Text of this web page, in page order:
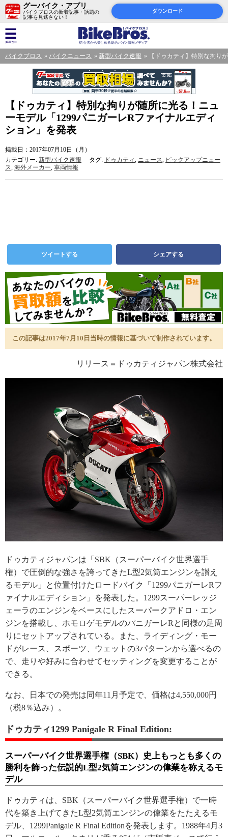
グーバイク・アプリ
バイクブロスの新着記事・話題の
記事を見逃さない！
ダウンロード
バイクブロス バイクニュース 新型バイク速報 【ドゥカティ】特別な拘り
【ドゥカティ】特別な拘りが随所に光る！ニュ
ーモデル「1299パニガーレRファイナルエディ
ション」を発表
掲載日：2017年07月10日（月）
カテゴリー: 新型バイク速報 タグ: ドゥカティ, ニュース, ピックアップニュー
ス, 海外メーカー, 車両情報
ツイートする シェアする
この記事は2017年7月10日当時の情報に基づいて制作されています。
リリース＝ドゥカティジャパン株式会社
ドゥカティジャパンは「SBK（スーパーバイク世界選手
権）で圧倒的な強さを誇ってきたL型2気筒エンジンを讃え
るモデル」と位置付けたロードバイク「1299パニガーレRフ
ァイナルエディション」を発表した。1299スーパーレッジ
ェーラのエンジンをベースにしたスーパークアドロ・エン
ジンを搭載し、ホモロゲモデルのパニガーレRと同様の足周
りにセットアップされている。また、ライディング・モー
ドがレース、スポーツ、ウェットの3パターンから選べるの
で、走りや好みに合わせてセッティングを変更することが
できる。
なお、日本での発売は同年11月予定で、価格は4,550,000円
（税8％込み）。
ドゥカティ1299 Panigale R Final Edition:
スーパーバイク世界選手権（SBK）史上もっとも多くの
勝利を飾った伝説的L型2気筒エンジンの偉業を称えるモ
デル
ドゥカティは、SBK（スーパーバイク世界選手権）で一時
代を築き上げてきたL型2気筒エンジンの偉業をたたえるモ
デル、1299Panigale R Final Editionを発表します。1988年4月3